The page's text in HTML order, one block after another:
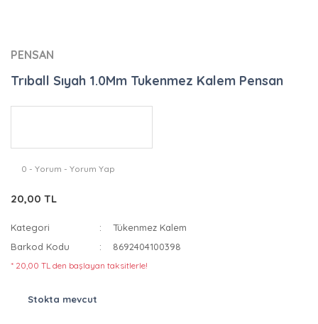
PENSAN
Trıball Sıyah 1.0Mm Tukenmez Kalem Pensan
0 - Yorum - Yorum Yap
20,00 TL
Kategori
Tükenmez Kalem
Barkod Kodu
8692404100398
* 20,00 TL den başlayan taksitlerle!
Stokta mevcut